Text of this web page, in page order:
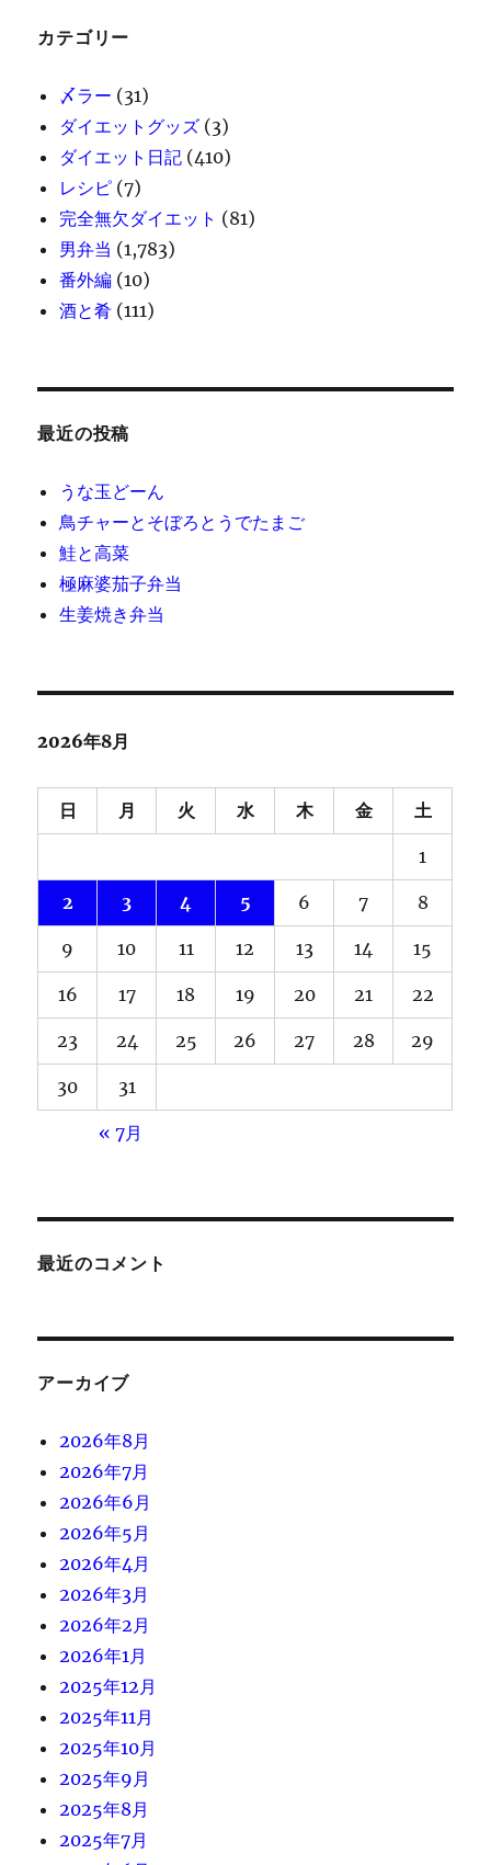
カテゴリー
〆ラー (31)
ダイエットグッズ (3)
ダイエット日記 (410)
レシピ (7)
完全無欠ダイエット (81)
男弁当 (1,783)
番外編 (10)
酒と肴 (111)
最近の投稿
うな玉どーん
鳥チャーとそぼろとうでたまご
鮭と高菜
極麻婆茄子弁当
生姜焼き弁当
2026年8月
日 月 火 水 木 金 土
1
2 3 4 5 6 7 8
9 10 11 12 13 14 15
16 17 18 19 20 21 22
23 24 25 26 27 28 29
30 31
« 7月
最近のコメント
アーカイブ
2026年8月
2026年7月
2026年6月
2026年5月
2026年4月
2026年3月
2026年2月
2026年1月
2025年12月
2025年11月
2025年10月
2025年9月
2025年8月
2025年7月